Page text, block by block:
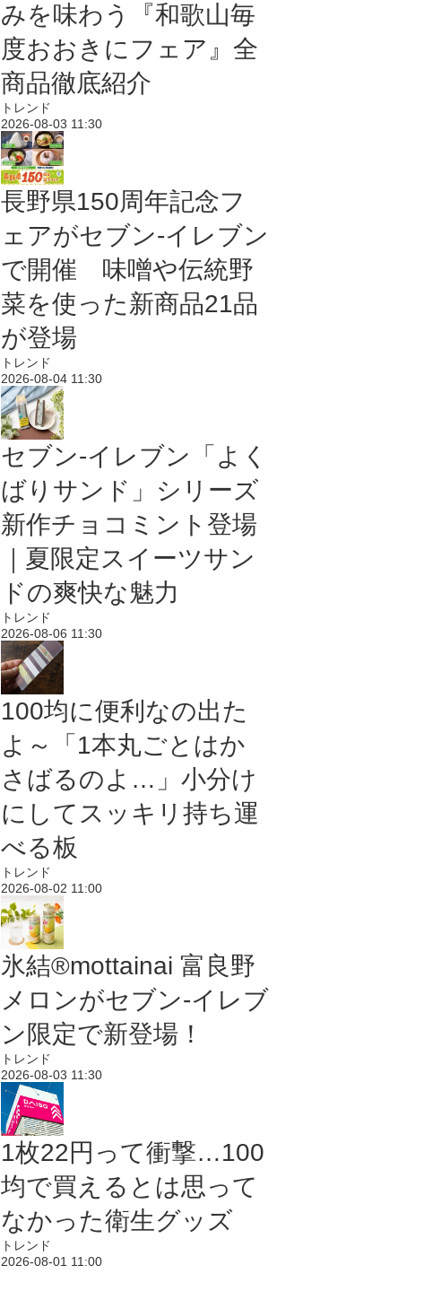
みを味わう『和歌山毎
度おおきにフェア』全
商品徹底紹介
トレンド
2026-08-03 11:30
長野県150周年記念フ
ェアがセブン-イレブン
で開催 味噌や伝統野
菜を使った新商品21品
が登場
トレンド
2026-08-04 11:30
セブン‐イレブン「よく
ばりサンド」シリーズ
新作チョコミント登場
｜夏限定スイーツサン
ドの爽快な魅力
トレンド
2026-08-06 11:30
100均に便利なの出た
よ～「1本丸ごとはか
さばるのよ…」小分け
にしてスッキリ持ち運
べる板
トレンド
2026-08-02 11:00
氷結®mottainai 富良野
メロンがセブン‐イレブ
ン限定で新登場！
トレンド
2026-08-03 11:30
1枚22円って衝撃…100
均で買えるとは思って
なかった衛生グッズ
トレンド
2026-08-01 11:00